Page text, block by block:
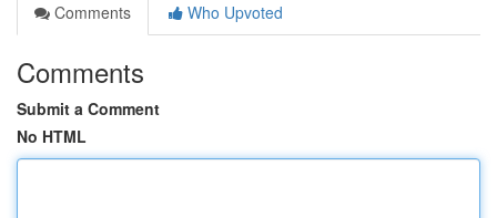
Comments
Who Upvoted
Comments
Submit a Comment
No HTML